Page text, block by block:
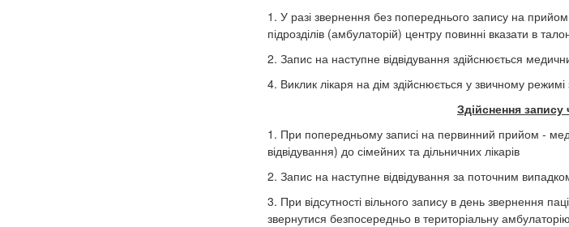
1. У разі звернення без попереднього запису на
підрозділів (амбулаторій) центру повинні вказати в
2. Запис на наступне відвідування здійснюється
4. Виклик лікаря на дім здійснюється у звичному
Здійснення запису
1. При попередньому записі на первинний прийом -
відвідування) до сімейних та дільничних лікарів
2. Запис на наступне відвідування за поточним
3. При відсутності вільного запису в день звернення
звернутися безпосередньо в територіальну